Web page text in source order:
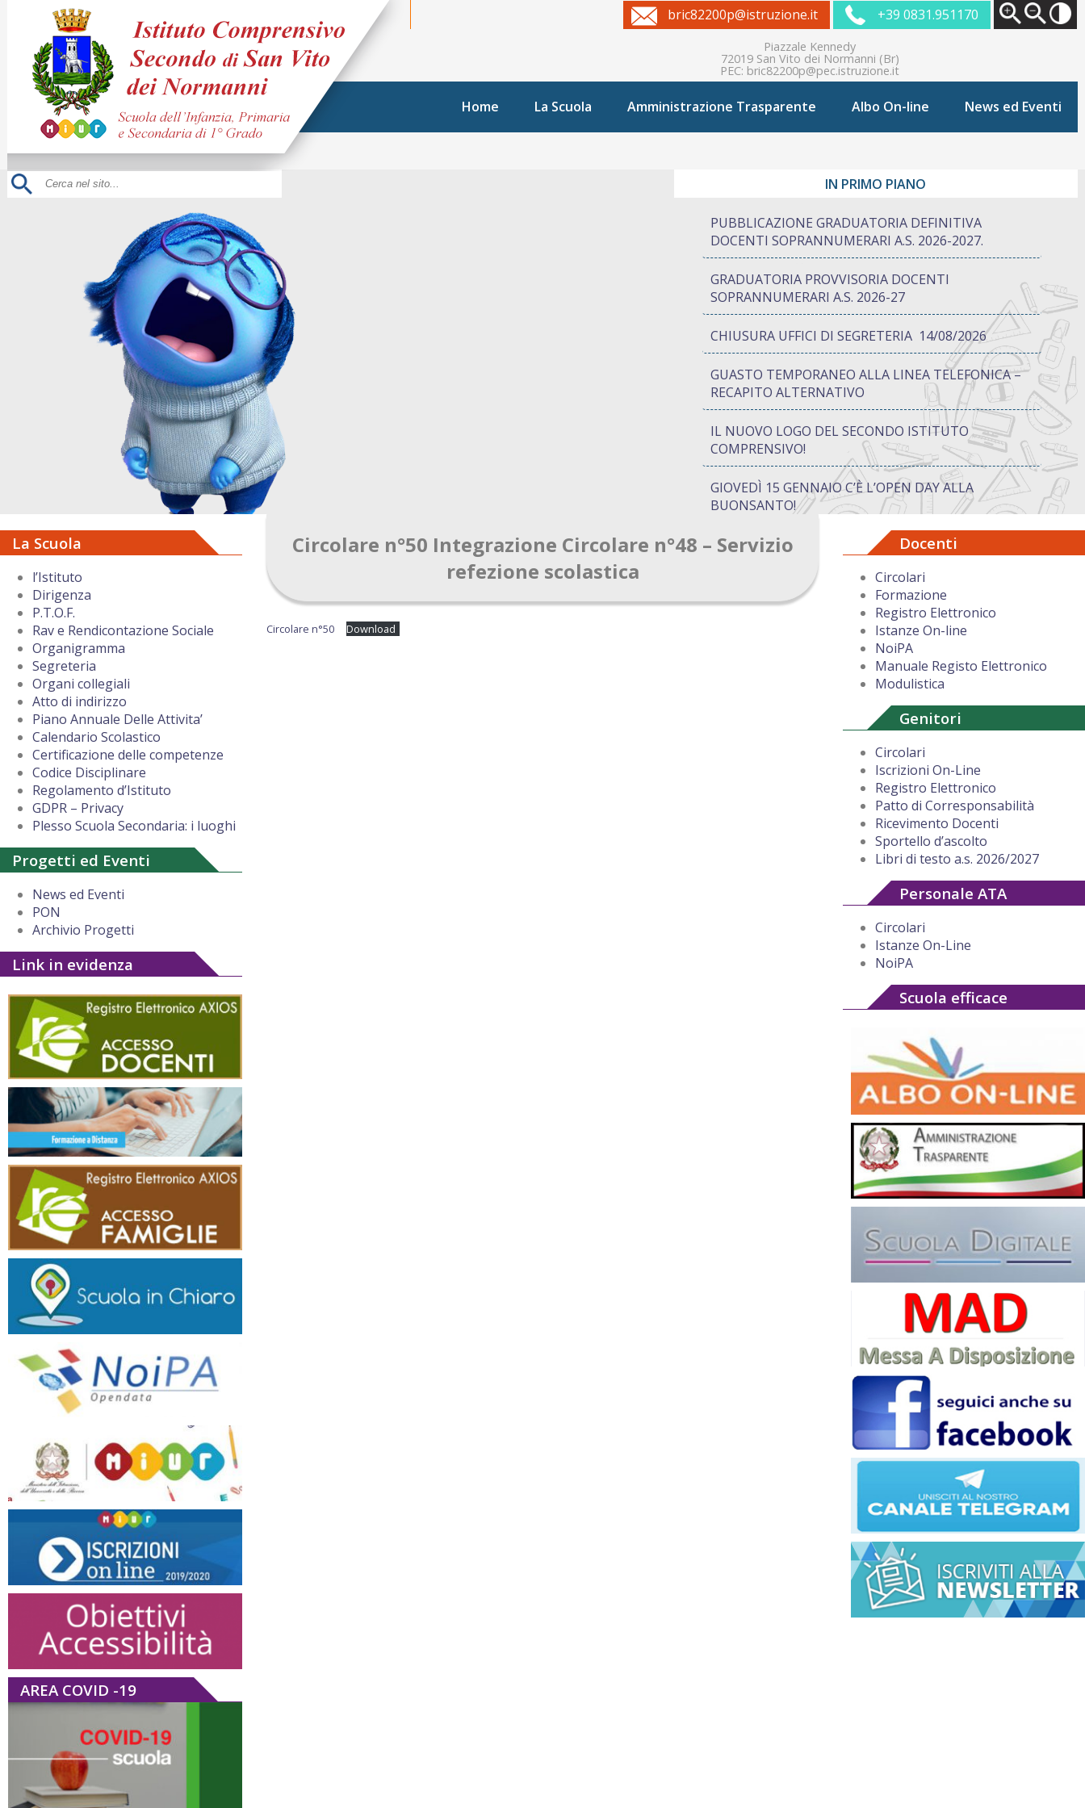
bric82200p@istruzione.it +39 0831.951170
Piazzale Kennedy
72019 San Vito dei Normanni (Br)
PEC: bric82200p@pec.istruzione.it
Home La Scuola Amministrazione Trasparente Albo On-line News ed Eventi
IN PRIMO PIANO
PUBBLICAZIONE GRADUATORIA DEFINITIVA
DOCENTI SOPRANNUMERARI A.S. 2026-2027.
GRADUATORIA PROVVISORIA DOCENTI
SOPRANNUMERARI A.S. 2026-27
CHIUSURA UFFICI DI SEGRETERIA 14/08/2026
GUASTO TEMPORANEO ALLA LINEA TELEFONICA –
RECAPITO ALTERNATIVO
IL NUOVO LOGO DEL SECONDO ISTITUTO
COMPRENSIVO!
GIOVEDÌ 15 GENNAIO C’È L’OPEN DAY ALLA
BUONSANTO!
PON “ATTIVA…MENTE” TRA CREATIVITÀ E GIOCO:
AUGURI DI BUON NATALE DAL DIRIGENTE
La Scuola
l’Istituto
Dirigenza
P.T.O.F.
Rav e Rendicontazione Sociale
Organigramma
Segreteria
Organi collegiali
Atto di indirizzo
Piano Annuale Delle Attivita’
Calendario Scolastico
Certificazione delle competenze
Codice Disciplinare
Regolamento d’Istituto
GDPR – Privacy
Plesso Scuola Secondaria: i luoghi
Progetti ed Eventi
News ed Eventi
PON
Archivio Progetti
Link in evidenza
AREA COVID -19
Circolare n°50 Integrazione Circolare n°48 – Servizio
refezione scolastica
Circolare n°50 Download
Docenti
Circolari
Formazione
Registro Elettronico
Istanze On-line
NoiPA
Manuale Registo Elettronico
Modulistica
Genitori
Circolari
Iscrizioni On-Line
Registro Elettronico
Patto di Corresponsabilità
Ricevimento Docenti
Sportello d’ascolto
Libri di testo a.s. 2026/2027
Personale ATA
Circolari
Istanze On-Line
NoiPA
Scuola efficace